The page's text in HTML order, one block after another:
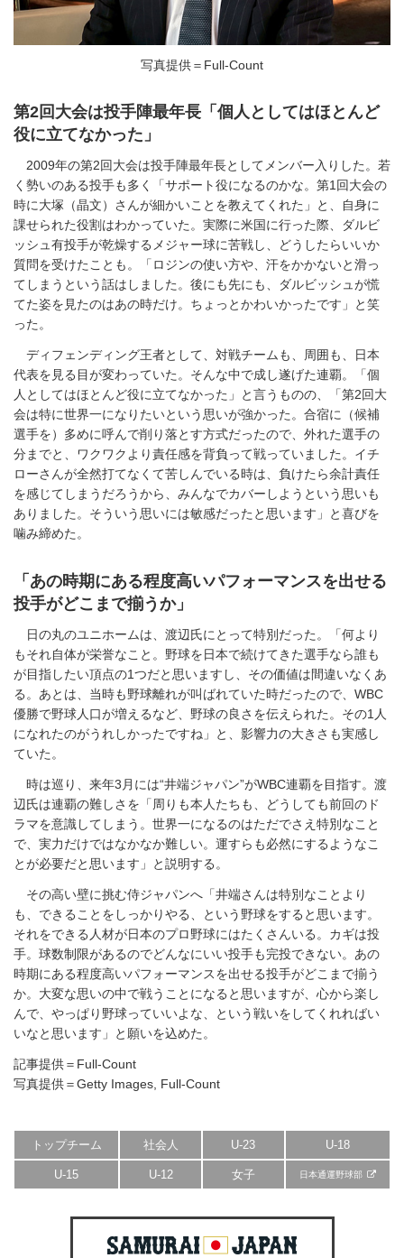
写真提供＝Full-Count
第2回大会は投手陣最年長「個人としてはほとんど
役に立てなかった」
2009年の第2回大会は投手陣最年長としてメンバー入りした。若
く勢いのある投手も多く「サポート役になるのかな。第1回大会の
時に大塚（晶文）さんが細かいことを教えてくれた」と、自身に
課せられた役割はわかっていた。実際に米国に行った際、ダルビ
ッシュ有投手が乾燥するメジャー球に苦戦し、どうしたらいいか
質問を受けたことも。「ロジンの使い方や、汗をかかないと滑っ
てしまうという話はしました。後にも先にも、ダルビッシュが慌
てた姿を見たのはあの時だけ。ちょっとかわいかったです」と笑
った。
ディフェンディング王者として、対戦チームも、周囲も、日本
代表を見る目が変わっていた。そんな中で成し遂げた連覇。「個
人としてはほとんど役に立てなかった」と言うものの、「第2回大
会は特に世界一になりたいという思いが強かった。合宿に（候補
選手を）多めに呼んで削り落とす方式だったので、外れた選手の
分までと、ワクワクより責任感を背負って戦っていました。イチ
ローさんが全然打てなくて苦しんでいる時は、負けたら余計責任
を感じてしまうだろうから、みんなでカバーしようという思いも
ありました。そういう思いには敏感だったと思います」と喜びを
噛み締めた。
「あの時期にある程度高いパフォーマンスを出せる
投手がどこまで揃うか」
日の丸のユニホームは、渡辺氏にとって特別だった。「何より
もそれ自体が栄誉なこと。野球を日本で続けてきた選手なら誰も
が目指したい頂点の1つだと思いますし、その価値は間違いなくあ
る。あとは、当時も野球離れが叫ばれていた時だったので、WBC
優勝で野球人口が増えるなど、野球の良さを伝えられた。その1人
になれたのがうれしかったですね」と、影響力の大きさも実感し
ていた。
時は巡り、来年3月には“井端ジャパン”がWBC連覇を目指す。渡
辺氏は連覇の難しさを「周りも本人たちも、どうしても前回のド
ラマを意識してしまう。世界一になるのはただでさえ特別なこと
で、実力だけではなかなか難しい。運すらも必然にするようなこ
とが必要だと思います」と説明する。
その高い壁に挑む侍ジャパンへ「井端さんは特別なことより
も、できることをしっかりやる、という野球をすると思います。
それをできる人材が日本のプロ野球にはたくさんいる。カギは投
手。球数制限があるのでどんなにいい投手も完投できない。あの
時期にある程度高いパフォーマンスを出せる投手がどこまで揃う
か。大変な思いの中で戦うことになると思いますが、心から楽し
んで、やっぱり野球っていいよな、という戦いをしてくれればい
いなと思います」と願いを込めた。
記事提供＝Full-Count
写真提供＝Getty Images, Full-Count
トップチーム 社会人 U-23 U-18
U-15 U-12 女子 日本通運野球部